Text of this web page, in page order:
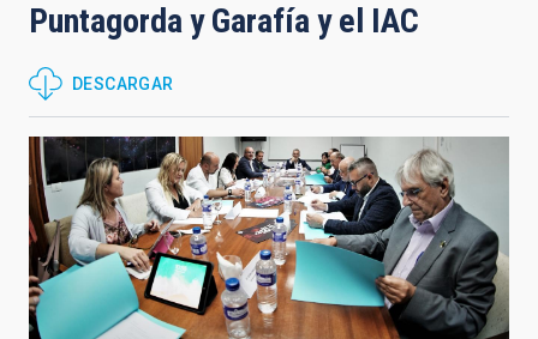
Puntagorda y Garafía y el IAC
DESCARGAR